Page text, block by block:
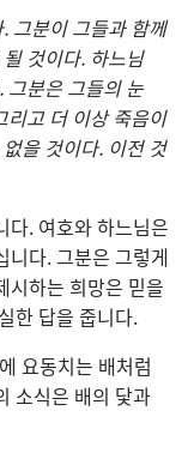
그분이 그들과 함께
것이다. 하느님
그분은 그들의 눈
리고 더 이상 죽음이
을 것이다. 이전 것
다. 여호와 하느님은
니다. 그분은 그렇게
시하는 희망은 믿을
한 답을 줍니다.
에 요동치는 배처럼
소식은 배의 닻과